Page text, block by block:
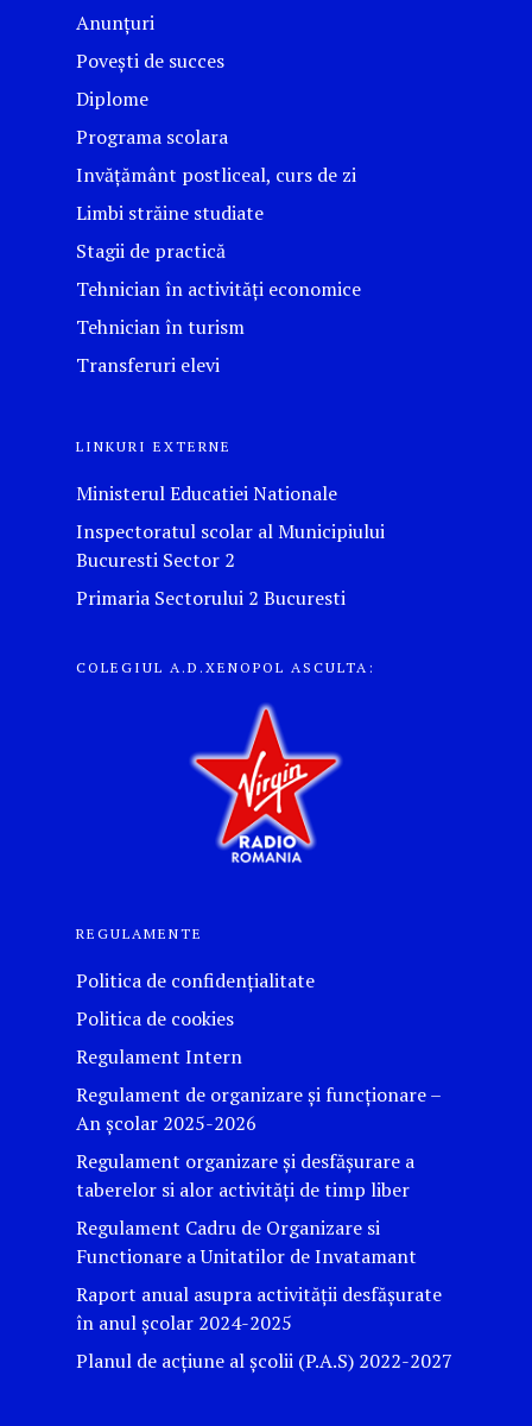
Anunțuri
Povești de succes
Diplome
Programa scolara
Invățământ postliceal, curs de zi
Limbi străine studiate
Stagii de practică
Tehnician în activități economice
Tehnician în turism
Transferuri elevi
LINKURI EXTERNE
Ministerul Educatiei Nationale
Inspectoratul scolar al Municipiului
Bucuresti Sector 2
Primaria Sectorului 2 Bucuresti
COLEGIUL A.D.XENOPOL ASCULTA:
REGULAMENTE
Politica de confidențialitate
Politica de cookies
Regulament Intern
Regulament de organizare și funcționare –
An școlar 2025-2026
Regulament organizare și desfășurare a
taberelor si alor activităţi de timp liber
Regulament Cadru de Organizare si
Functionare a Unitatilor de Invatamant
Raport anual asupra activității desfășurate
în anul școlar 2024-2025
Planul de acțiune al școlii (P.A.S) 2022-2027